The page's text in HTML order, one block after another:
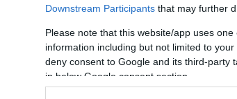
Downstream Participants that may further
Please note that this website/app uses
information including but not limited to
deny consent to Google and its third-party
in below Google consent section.